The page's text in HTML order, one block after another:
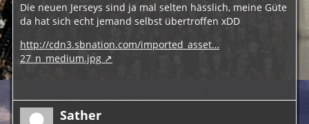
Die neuen Jerseys sind ja mal selten hässlich, meine Güte
da hat sich echt jemand selbst übertroffen xDD
http://cdn3.sbnation.com/imported_asset…
27_n_medium.jpg
Sather